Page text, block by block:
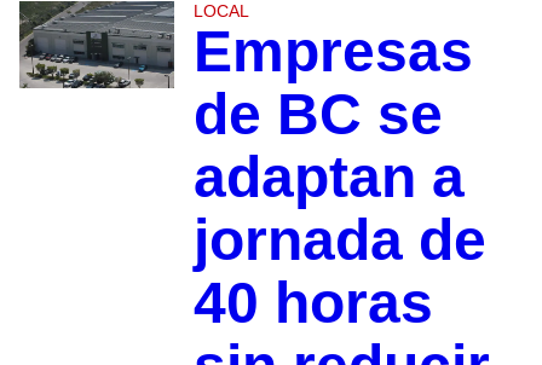
LOCAL
Empresas
de BC se
adaptan a
jornada de
40 horas